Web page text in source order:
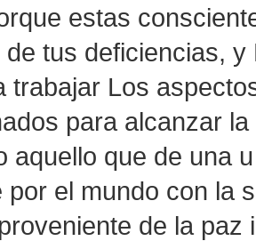
estas
tus deficiencias,
trabajar Los
para alcanzar
aquello que de una
por el mundo con la
de la paz